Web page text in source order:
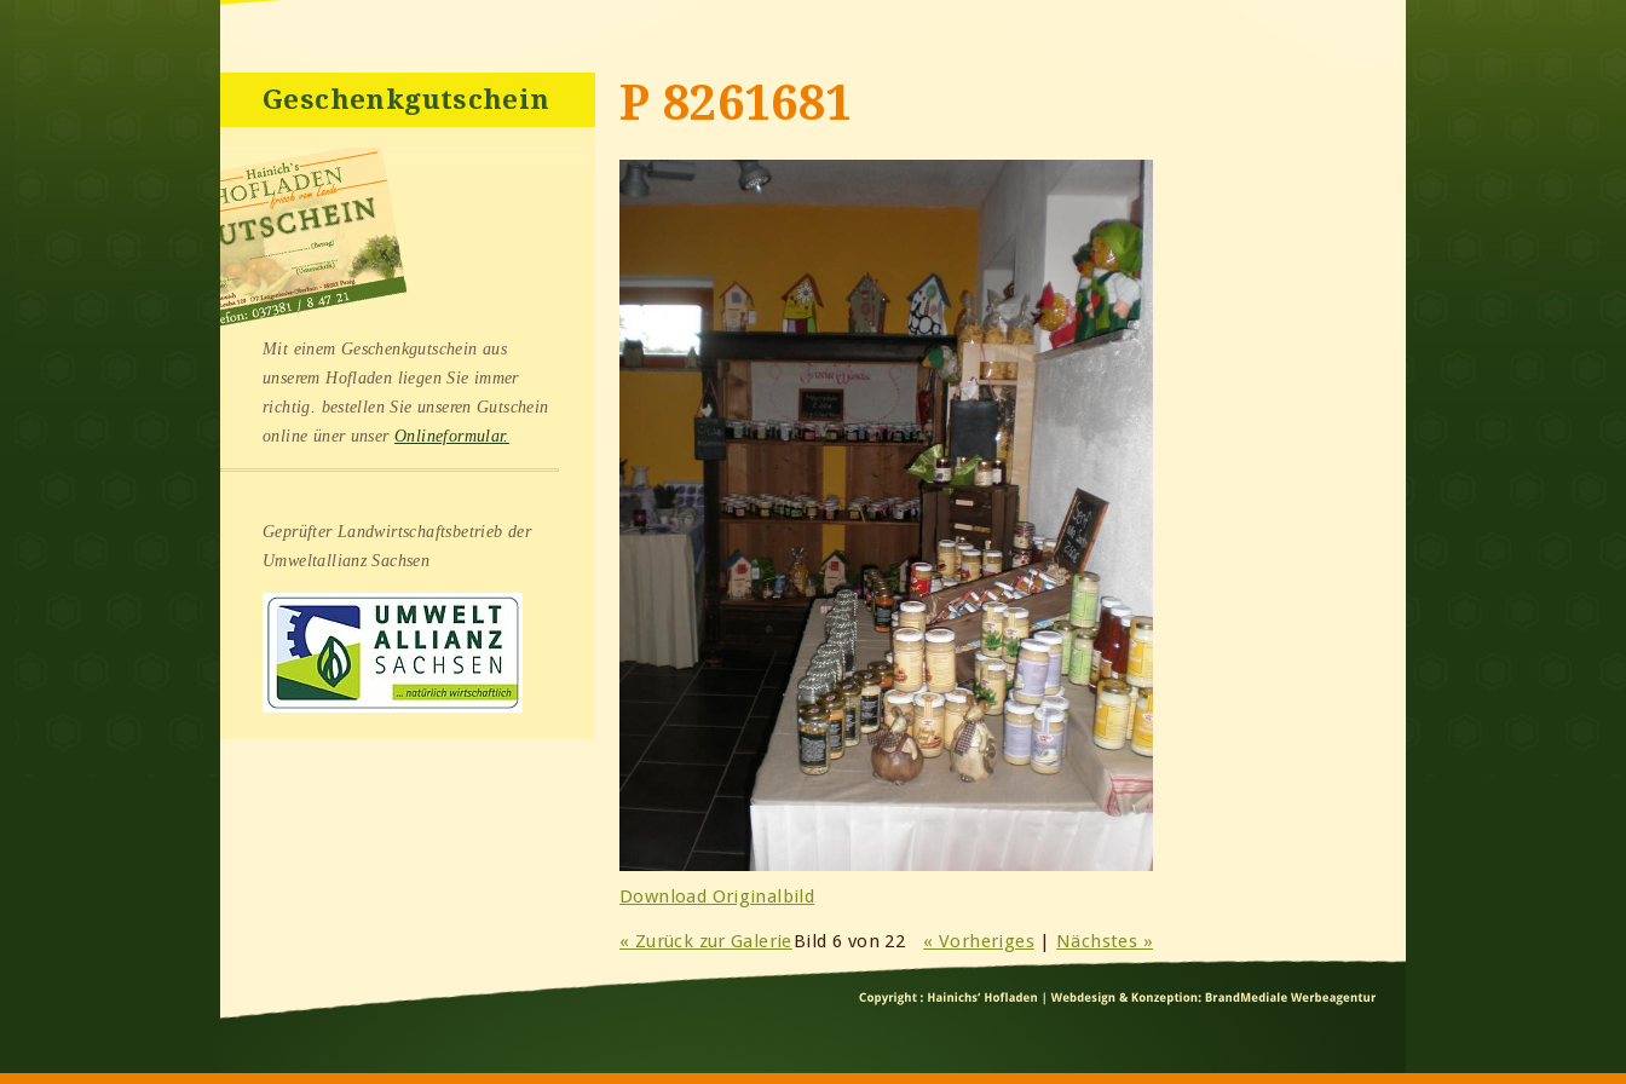
Geschenkgutschein
Mit einem Geschenkgutschein aus
unserem Hofladen liegen Sie immer
richtig. bestellen Sie unseren Gutschein
online üner unserOnlineformular.
Geprüfter Landwirtschaftsbetrieb der
Umweltallianz Sachsen
P 8261681
Download Originalbild
« Zurück zur GalerieBild 6 von 22 « Vorheriges| Nächstes »